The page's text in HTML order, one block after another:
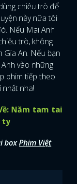
chiêu trò để
này nữa tôi
Nếu Mai Anh
trò, không
Gia An. Nếu bạn
vào những
phim tiếp theo
nha!
Năm tam tai
ty
boxPhim Việt